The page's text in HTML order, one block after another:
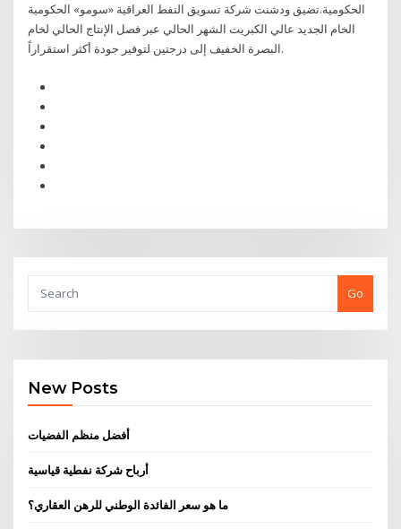
الحكومية.تضيق ودشنت شركة تسويق النفط العراقية «سومو» الحكومية
الخام الجديد عالي الكبريت الشهر الحالي عبر فصل الإنتاج الحالي لخام
البصرة الخفيف إلى درجتين لتوفير جودة أكثر استقراراً.
Go
New Posts
أفضل منظم الفضيات
أرباح شركة نفطية قياسية
ما هو سعر الفائدة الوطني للرهن العقاري؟